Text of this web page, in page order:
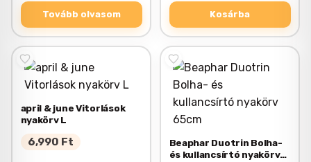
Tovább olvasom Kosárba
april & june Vitorlások
nyakörv L
6,990 Ft
Beaphar Duotrin Bolha-
és kullancsírtó nyakörv